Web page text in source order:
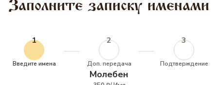
Заполните записку именами
1
Введите имена
2
Доп. передача
3
Подтверждение
Молебен